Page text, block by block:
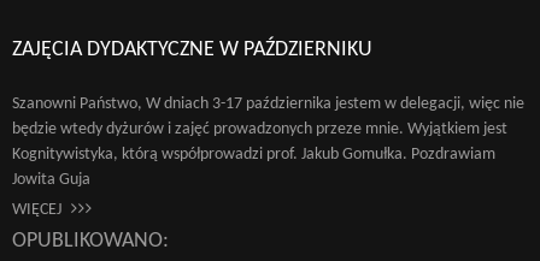
ZAJĘCIA DYDAKTYCZNE W PAŹDZIERNIKU
Szanowni Państwo, W dniach 3-17 października jestem w delegacji, więc nie
będzie wtedy dyżurów i zajęć prowadzonych przeze mnie. Wyjątkiem jest
Kognitywistyka, którą współprowadzi prof. Jakub Gomułka. Pozdrawiam
Jowita Guja
WIĘCEJ
OPUBLIKOWANO: